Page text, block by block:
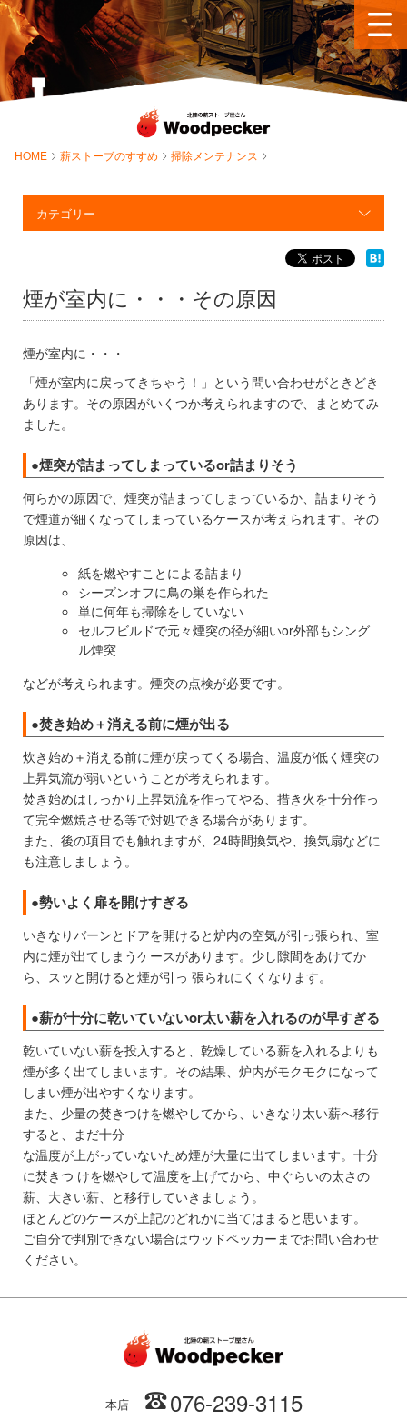
HOME 薪ストーブのすすめ 掃除メンテナンス
カテゴリー
煙が室内に・・・その原因
煙が室内に・・・
「煙が室内に戻ってきちゃう！」という問い合わせがときどき
あります。その原因がいくつか考えられますので、まとめてみ
ました。
●煙突が詰まってしまっているor詰まりそう
何らかの原因で、煙突が詰まってしまっているか、詰まりそう
で煙道が細くなってしまっているケースが考えられます。その
原因は、
紙を燃やすことによる詰まり
シーズンオフに鳥の巣を作られた
単に何年も掃除をしていない
セルフビルドで元々煙突の径が細いor外部もシング
ル煙突
などが考えられます。煙突の点検が必要です。
●焚き始め＋消える前に煙が出る
炊き始め＋消える前に煙が戻ってくる場合、温度が低く煙突の
上昇気流が弱いということが考えられます。
焚き始めはしっかり上昇気流を作ってやる、措き火を十分作っ
て完全燃焼させる等で対処できる場合があります。
また、後の項目でも触れますが、24時間換気や、換気扇などに
も注意しましょう。
●勢いよく扉を開けすぎる
いきなりバーンとドアを開けると炉内の空気が引っ張られ、室
内に煙が出てしまうケースがあります。少し隙間をあけてか
ら、スッと開けると煙が引っ 張られにくくなります。
●薪が十分に乾いていないor太い薪を入れるのが早すぎる
乾いていない薪を投入すると、乾燥している薪を入れるよりも
煙が多く出てしまいます。その結果、炉内がモクモクになって
しまい煙が出やすくなります。
また、少量の焚きつけを燃やしてから、いきなり太い薪へ移行
すると、まだ十分
な温度が上がっていないため煙が大量に出てしまいます。十分
に焚きつ けを燃やして温度を上げてから、中ぐらいの太さの
薪、大きい薪、と移行していきましょう。
ほとんどのケースが上記のどれかに当てはまると思います。
ご自分で判別できない場合はウッドペッカーまでお問い合わせ
ください。
本店 076-239-3115